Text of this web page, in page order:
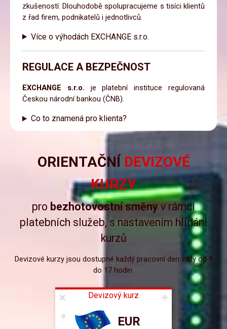
zkušeností. Dlouhodobě spolupracujeme s tisíci klientů
z řad firem, podnikatelů i jednotlivců.
Více o výhodách EXCHANGE s.r.o.
REGULACE A BEZPEČNOST
EXCHANGE s.r.o. je platební instituce regulovaná
Českou národní bankou (ČNB).
Co to znamená pro klienta?
ORIENTAČNÍ DEVIZOVÉ
KURZY
pro bezhotovostní směnyv rámci
platebních služeb, s nastavením hlídání
kurzů
Devizové kurzy jsou dostupné každý pracovní den vždy od 9
do 17 hodin.
Devizový kurz
EUR